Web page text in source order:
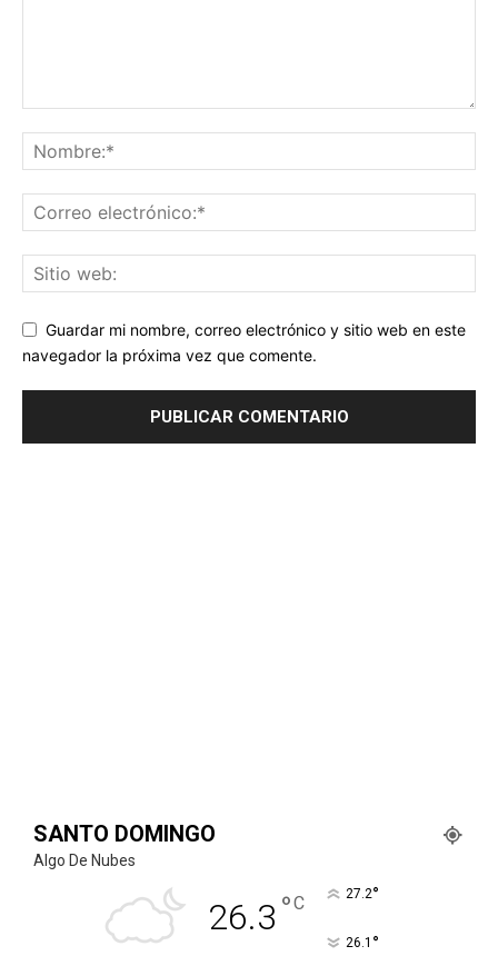
Guardar mi nombre, correo electrónico y sitio web en este
navegador la próxima vez que comente.
SANTO DOMINGO
Algo De Nubes
26.3 °C 27.2°
26.1 °